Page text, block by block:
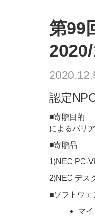
第99
認定
■寄贈目的
によるバリ
■寄贈品
1)NEC PC-
2)NEC デス
■ソフトウ
マ